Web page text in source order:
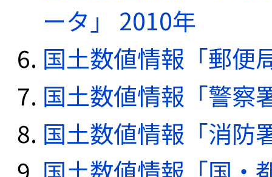
ータ」 2010年
国土数値情報「郵便
国土数値情報「警察
国土数値情報「消防